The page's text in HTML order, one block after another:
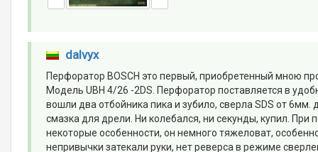
dalvyx
Перфоратор BOSCH это первый, приобретенный мною
Модель UBH 4/26 -2DS. Перфоратор поставляется в
вошли два отбойника пика и зубило, сверла SDS от
смазка для дрели. Ни колебался, ни секунды, купил.
некоторые особенности, он немного тяжеловат,
непривычки затекали руки, нет реверса в режиме